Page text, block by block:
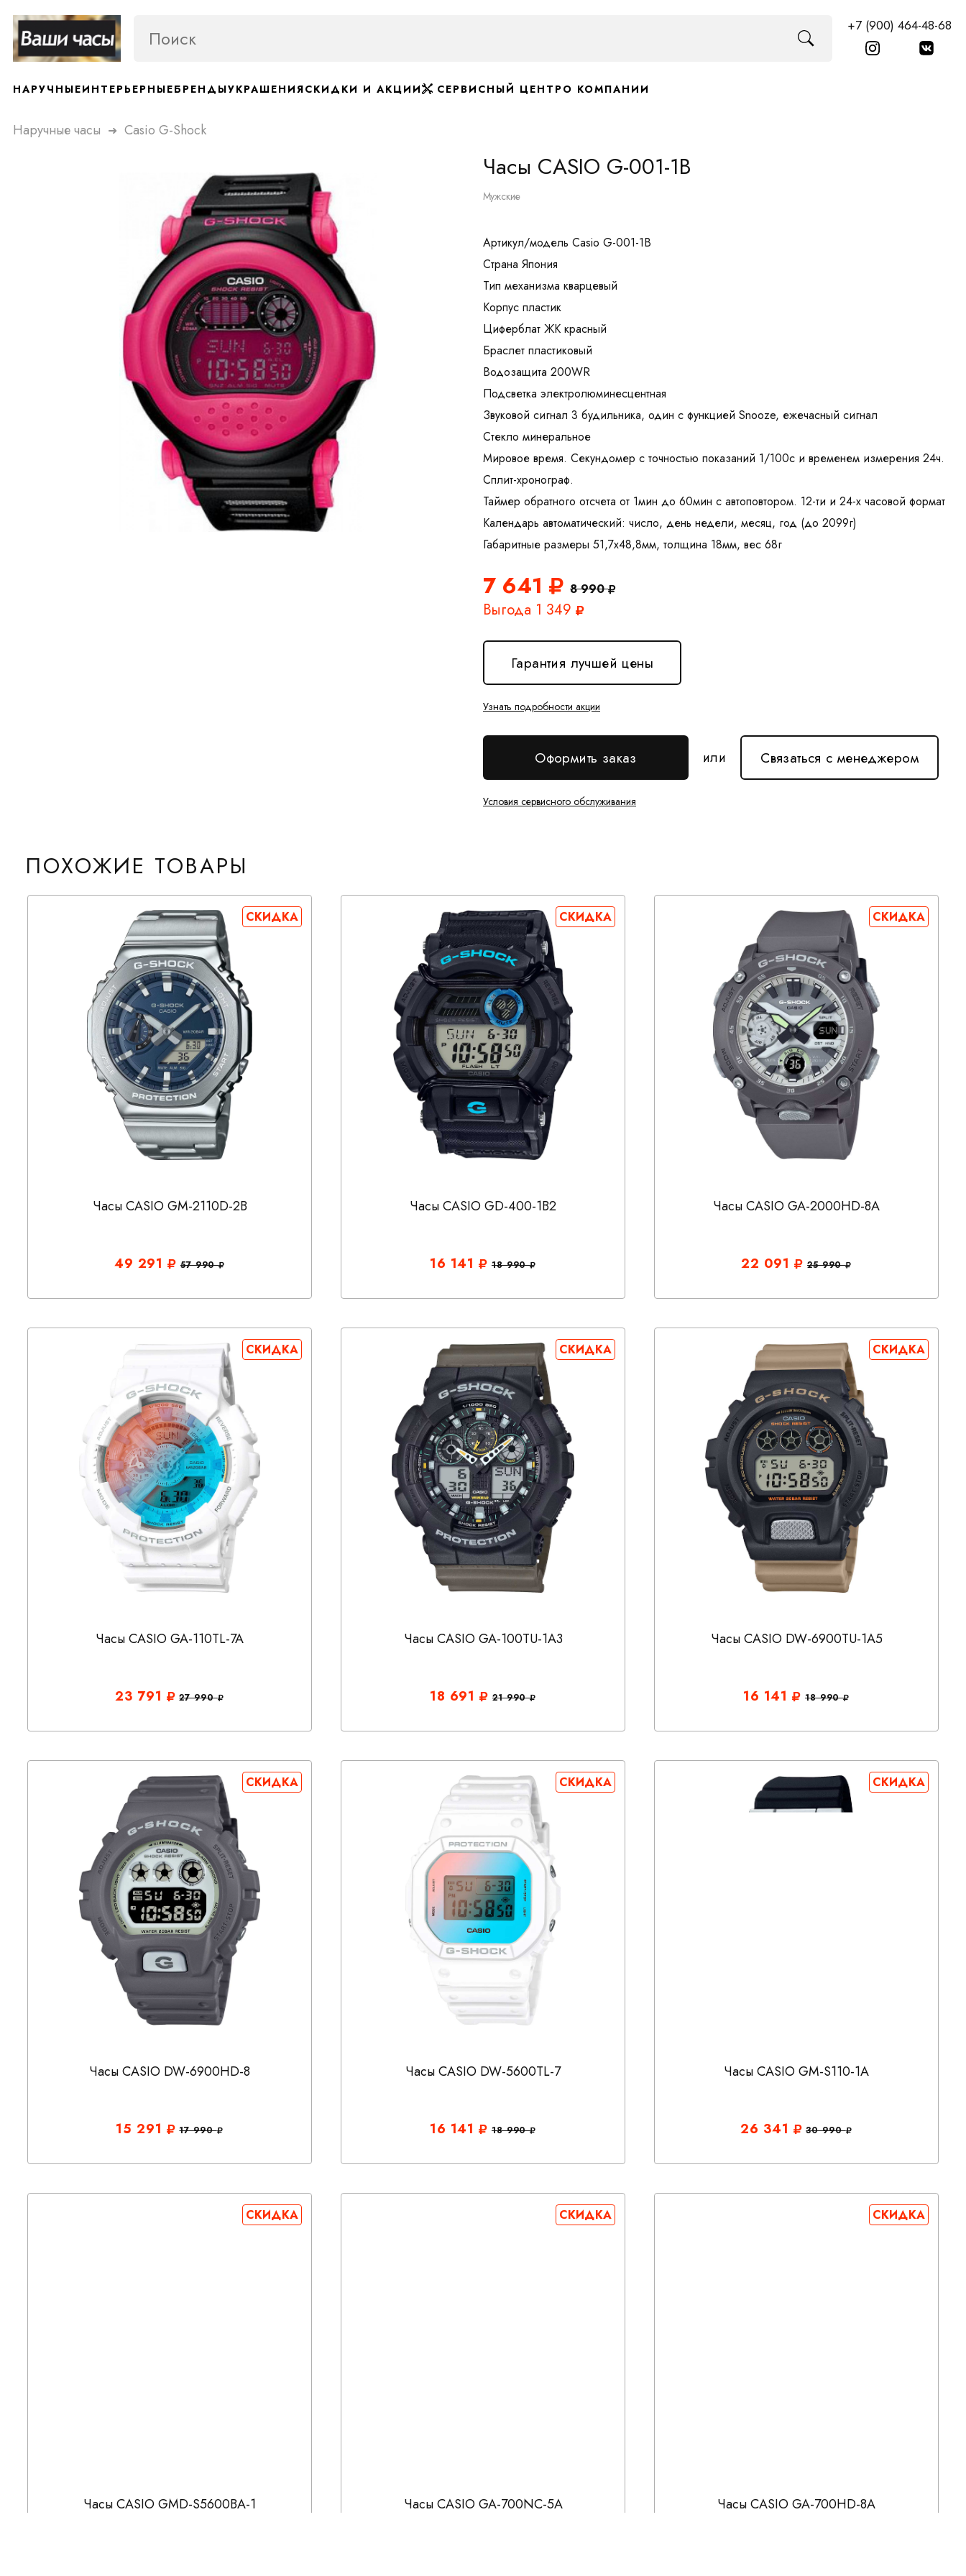
+7 (900) 464-48-68
НАРУЧНЫЕИНТЕРЬЕРНЫЕБРЕНДЫУКРАШЕНИЯСКИДКИ И АКЦИИ СЕРВИСНЫЙ ЦЕНТРО КОМПАНИИ
Наручные часы ➜ Casio G-Shock
Часы CASIO G-001-1B
Мужские
Артикул/модель Casio G-001-1B
Страна Япония
Тип механизма кварцевый
Корпус пластик
Циферблат ЖК красный
Браслет пластиковый
Водозащита 200WR
Подсветка электролюминесцентная
Звуковой сигнал 3 будильника, один с функцией Snooze, ежечасный сигнал
Стекло минеральное
Мировое время. Секундомер с точностью показаний 1/100с и временем измерения 24ч.
Сплит-хронограф.
Таймер обратного отсчета от 1мин до 60мин с автоповтором. 12-ти и 24-х часовой формат
Календарь автоматический: число, день недели, месяц, год (до 2099г)
7 641 8 990
Выгода 1 349
Гарантия лучшей цены
Узнать подробности акции
Оформить заказ или Связаться с менеджером
Условия сервисного обслуживания
ПОХОЖИЕ ТОВАРЫ
СКИДКА
Часы CASIO GM-2110D-2B
49 291 57 990
СКИДКА
Часы CASIO GD-400-1B2
16 141 18 990
СКИДКА
Часы CASIO GA-2000HD-8A
22 091 25 990
СКИДКА
Часы CASIO GA-110TL-7A
23 791 27 990
СКИДКА
Часы CASIO GA-100TU-1A3
18 691 21 990
СКИДКА
Часы CASIO DW-6900TU-1A5
16 141 18 990
СКИДКА
Часы CASIO DW-6900HD-8
15 291 17 990
СКИДКА
Часы CASIO DW-5600TL-7
16 141 18 990
СКИДКА
Часы CASIO GM-S110-1A
26 341 30 990
СКИДКА
Часы CASIO GMD-S5600BA-1
СКИДКА
Часы CASIO GA-700NC-5A
СКИДКА
Часы CASIO GA-700HD-8A